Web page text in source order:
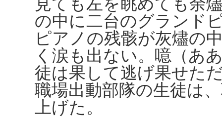
見ても左を眺めても余
の中に二台のグランド
ピアノの残骸が灰燼の
く涙も出ない。噫（あ
徒は果して逃げ果せた
職場出動部隊の生徒は
上げた。